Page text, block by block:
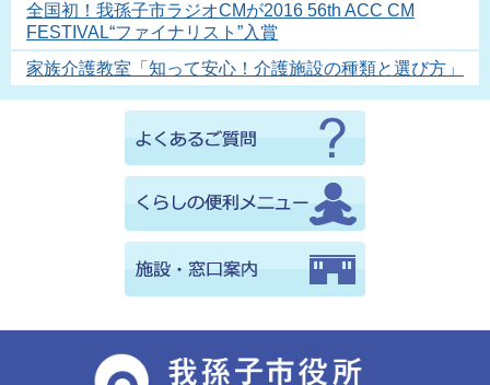
全国初！我孫子市ラジオCMが2016 56th ACC CM
FESTIVAL“ファイナリスト”入賞
家族介護教室「知って安心！介護施設の種類と選び方」